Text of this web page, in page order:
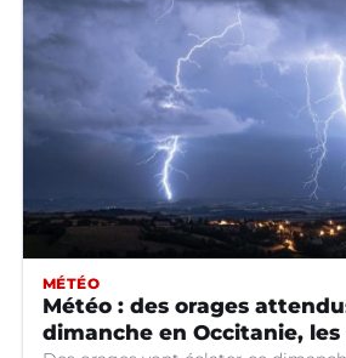
MÉTÉO
Météo : des orages
dimanche en Occitanie,